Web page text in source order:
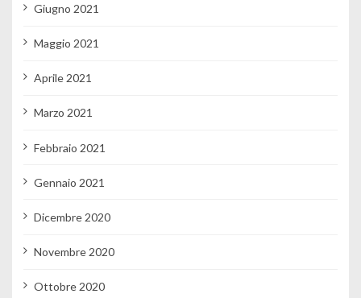
Giugno 2021
Maggio 2021
Aprile 2021
Marzo 2021
Febbraio 2021
Gennaio 2021
Dicembre 2020
Novembre 2020
Ottobre 2020